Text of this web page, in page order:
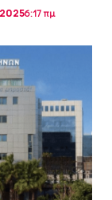
6:17 πμ